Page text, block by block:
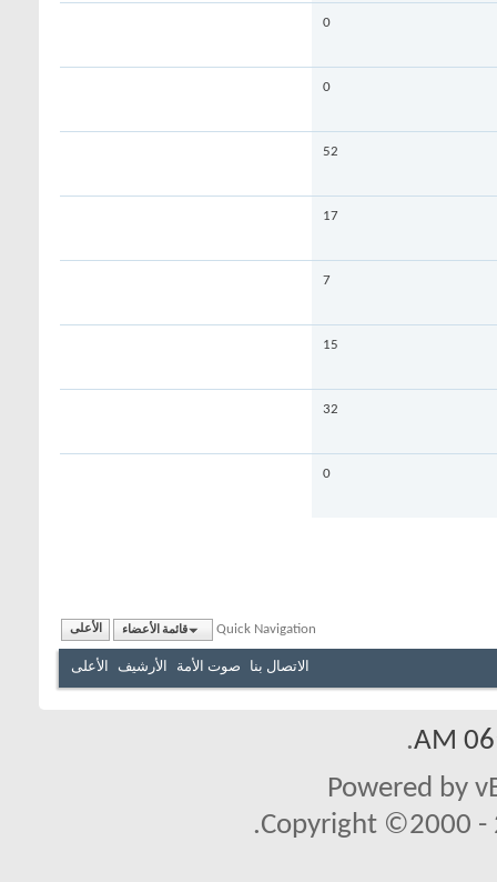
0
0
52
17
7
15
32
0
Quick Navigation قائمة الأعضاء الأعلى
الاتصال بنا صوت الأمة الأرشيف الأعلى
.
Powered by
Copyright ©2000 -